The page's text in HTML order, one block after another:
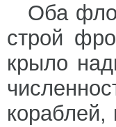
Оба
строй
крыло